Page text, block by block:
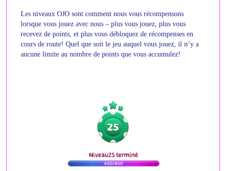
Les niveaux OJO sont comment nous vous récompensons
lorsque vous jouez avec nous – plus vous jouez, plus vous
recevez de points, et plus vous débloquez de récompenses en
cours de route! Quel que soit le jeu auquel vous jouez, il n’y a
aucune limite au nombre de points que vous accumulez!